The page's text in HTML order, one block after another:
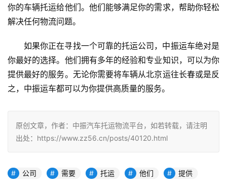
你的车辆托运给他们。他们能够满足你的需求，帮助你轻松
解决任何物流问题。
如果你正在寻找一个可靠的托运公司，中振运车绝对是
你最好的选择。他们拥有多年的经验和专业知识，可以为你
提供最好的服务。无论你需要将车辆从北京运往长春或是反
之，中振运车都可以为你提供高质量的服务。
原创文章，作者：中振汽车托运物流平台，如若转载，请注明
出处：https://www.zz56.cn/posts/40120.html
公司 需要 托运 他们 提供